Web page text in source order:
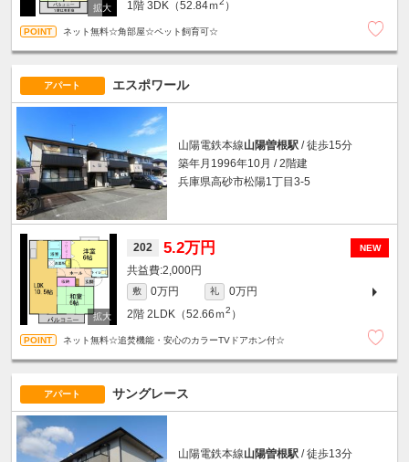
1階 3DK（52.84ｍ ）
ネット無料☆角部屋☆ペット飼育可☆
アパート エスポワール
山陽電鉄本線山陽曽根駅 / 徒歩15分
築年月1996年10月 / 2階建
兵庫県高砂市松陽1丁目3-5
NEW
202 5.2万円
2,000円
敷 0万円 礼
0万円
2階 2LDK（52.66ｍ2 ）
ネット無料☆追焚機能・安心のカラーTVドアホン付☆
アパート サングレース
山陽電鉄本線山陽曽根駅 / 徒歩13分